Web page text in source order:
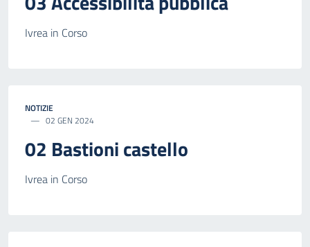
Ivrea in Corso
NOTIZIE
02 GEN 2024
02 Bastioni castello
Ivrea in Corso